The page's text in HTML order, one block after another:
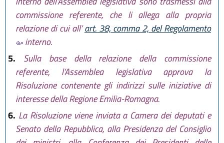
commissione referente, che li allega alla propria
relazione di cui all’art. 38, comma 2, del Regolamento
interno.
5.
Sulla base della relazione della commissione
referente, l’Assemblea legislativa approva la
Risoluzione contenente gli indirizzi sulle iniziative di
interesse della Regione Emilia-Romagna.
6. La Risoluzione viene inviata a Camera dei deputati e
Senato della Repubblica, alla Presidenza del Consiglio